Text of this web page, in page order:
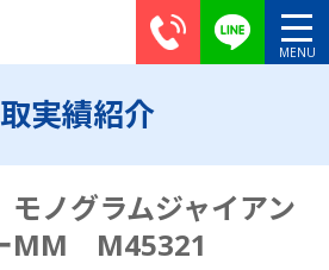
実績紹介
ノグラムジャイアン
MM M45321